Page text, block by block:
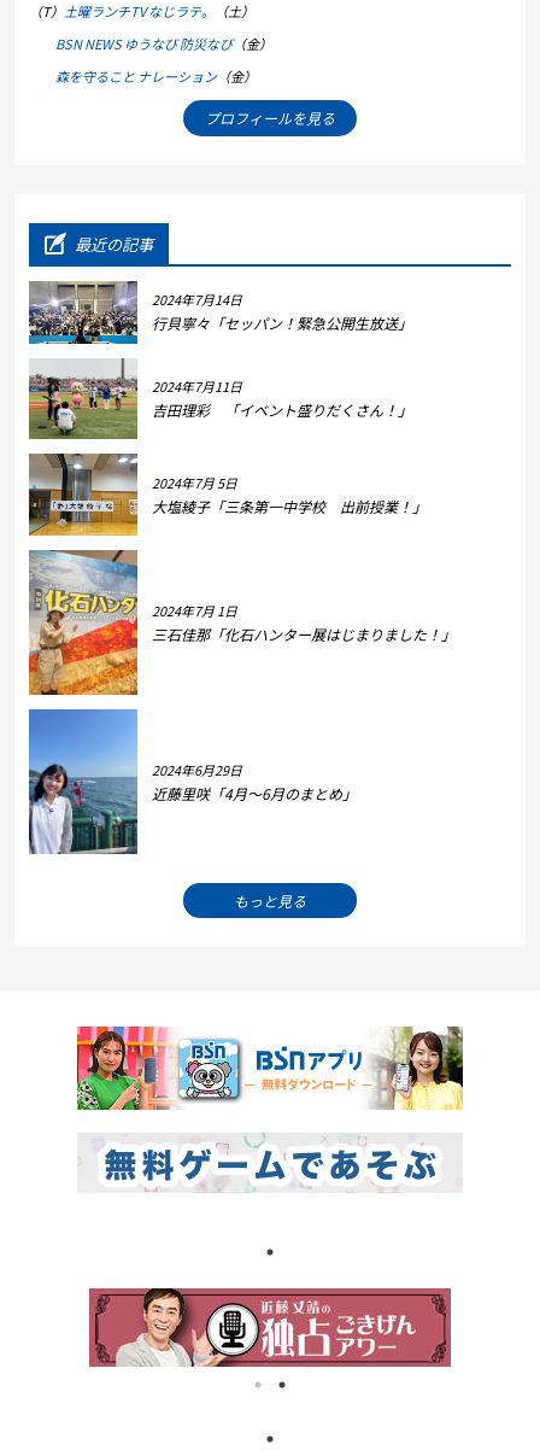
（T） 土曜ランチTV なじラテ。
（土）
BSN NEWS ゆうなび 防災なび（金）
森を守ること ナレーション（金）
プロフィールを見る
最近の記事
2024年7月14日
行貝寧々「セッパン！緊急公開生放送」
2024年7月11日
吉田理彩 「イベント盛りだくさん！」
2024年7月 5日
大塩綾子「三条第一中学校 出前授業！」
2024年7月 1日
三石佳那「化石ハンター展はじまりました！」
2024年6月29日
近藤里咲「4月～6月のまとめ」
もっと見る